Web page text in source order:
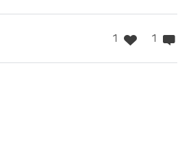
1 1